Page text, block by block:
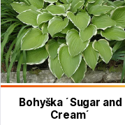
Bohyška ´Sugar and
Cream´